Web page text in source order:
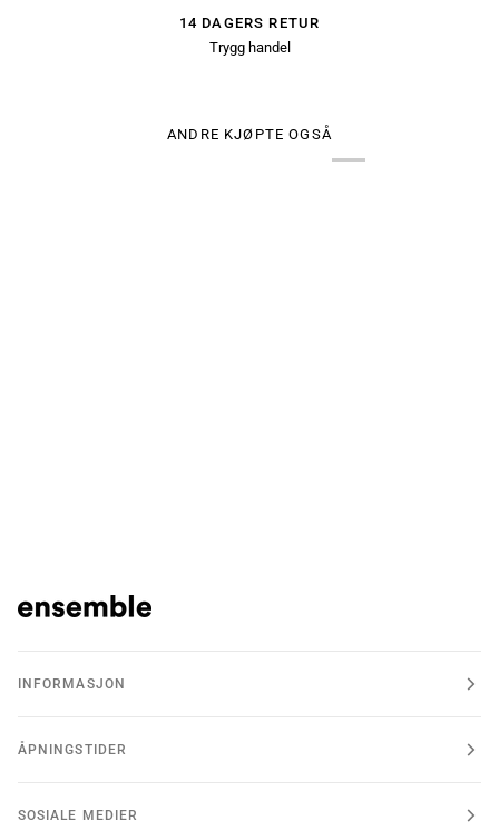
14 DAGERS RETUR
Trygg handel
ANDRE KJØPTE OGSÅ
INFORMASJON
ÅPNINGSTIDER
SOSIALE MEDIER